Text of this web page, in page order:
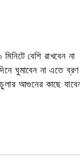
বেশি রাখবেন না
ঘুমাবেন না এতে
আগুনের কাছে